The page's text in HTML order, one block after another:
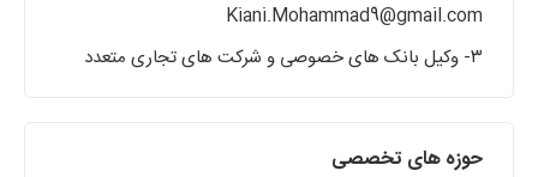
Kiani.Mohammad9@gmail.com
۳- وکیل بانک های خصوصی و شرکت های تجاری متعدد
حوزه های تخصصی